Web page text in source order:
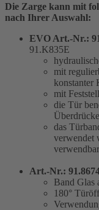
Die Zarge kann mit
nach Ihrer Auswahl:
EVO Art.-Nr.:
91.K835E
mit
konstanter
mit
die Tür
das
verwendet
verwendbar
Art.-Nr.:
Band Glas
180°